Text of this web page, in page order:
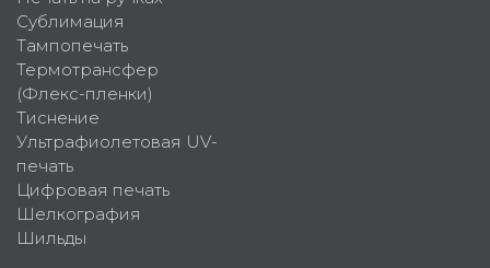
Сублимация
Тампопечать
Термотрансфер
(Флекс-пленки)
Тиснение
Ультрафиолетовая UV-
печать
Цифровая печать
Шелкография
Шильды